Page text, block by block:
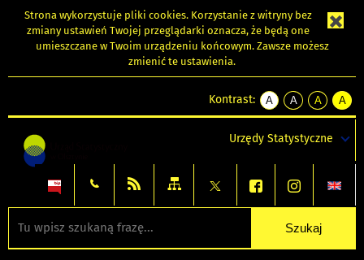
Strona wykorzystuje pliki cookies. Korzystanie z witryny bez
zmiany ustawień Twojej przeglądarki oznacza, że będą one
umieszczane w Twoim urządzeniu końcowym. Zawsze możesz
zmienić te ustawienia.
Kontrast:
A
kontrast
A
kontrast
tekst
czarnym
A
kontrast
tekst
czarnym
A
tekst
żółtym
Urzędy Statystyczne